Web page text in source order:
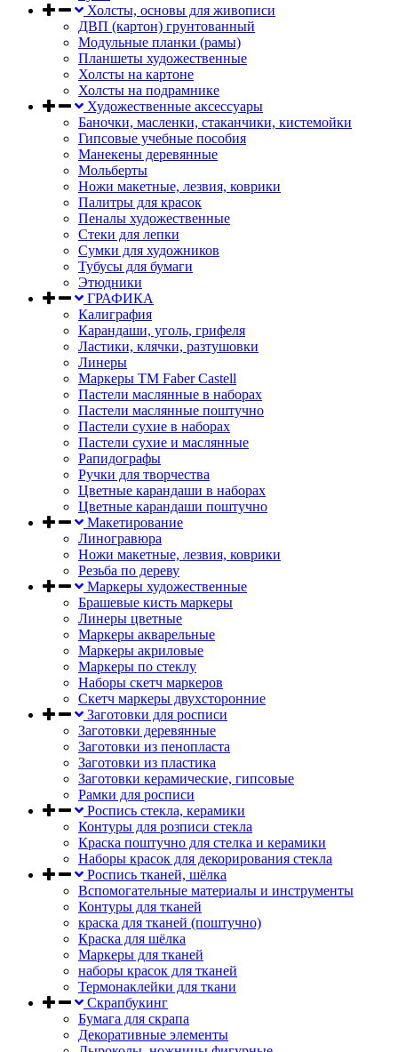
Холсты, основы для живописи
ДВП (картон) грунтованный
Модульные планки (рамы)
Планшеты художественные
Холсты на картоне
Холсты на подрамнике
Художественные аксессуары
Баночки, масленки, стаканчики, кистемойки
Гипсовые учебные пособия
Манекены деревянные
Мольберты
Ножи макетные, лезвия, коврики
Палитры для красок
Пеналы художественные
Стеки для лепки
Сумки для художников
Тубусы для бумаги
Этюдники
ГРАФИКА
Калиграфия
Карандаши, уголь, грифеля
Ластики, клячки, разтушовки
Линеры
Маркеры TM Faber Castell
Пастели маслянные в наборах
Пастели маслянные поштучно
Пастели сухие в наборах
Пастели сухие и маслянные
Рапидографы
Ручки для творчества
Цветные карандаши в наборах
Цветные карандаши поштучно
Макетирование
Линогравюра
Ножи макетные, лезвия, коврики
Резьба по дереву
Маркеры художественные
Брашевые кисть маркеры
Линеры цветные
Маркеры акварельные
Маркеры акриловые
Маркеры по стеклу
Наборы скетч маркеров
Скетч маркеры двухсторонние
Заготовки для росписи
Заготовки деревянные
Заготовки из пенопласта
Заготовки из пластика
Заготовки керамические, гипсовые
Рамки для росписи
Роспись стекла, керамики
Контуры для розписи стекла
Краска поштучно для стелка и керамики
Наборы красок для декорирования стекла
Роспись тканей, шёлка
Вспомогательные материалы и инструменты
Контуры для тканей
краска для тканей (поштучно)
Краска для шёлка
Маркеры для тканей
наборы красок для тканей
Термонаклейки для ткани
Скрапбукинг
Бумага для скрапа
Декоративные элементы